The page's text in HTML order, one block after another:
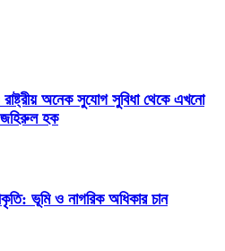
অনেক সুযোগ সুবিধা থেকে এখনো
জহিরুল হক
ভূমি ও নাগরিক অধিকার চান